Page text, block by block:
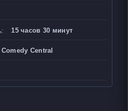
15 часов 30 минут
Comedy Central